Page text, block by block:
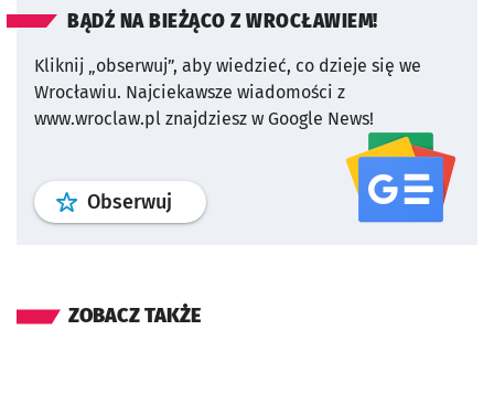
BĄDŹ NA BIEŻĄCO Z WROCŁAWIEM!
Kliknij „obserwuj”, aby wiedzieć, co dzieje się we
Wrocławiu. Najciekawsze wiadomości z
www.wroclaw.pl znajdziesz w Google News!
Obserwuj profil serwisu
ZOBACZ TAKŻE